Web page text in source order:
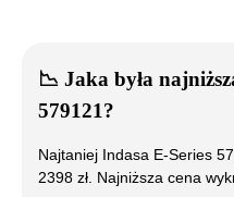
📉 Jaka była
579121?
Najtaniej Indasa E-Series
2398 zł. Najniższa cena